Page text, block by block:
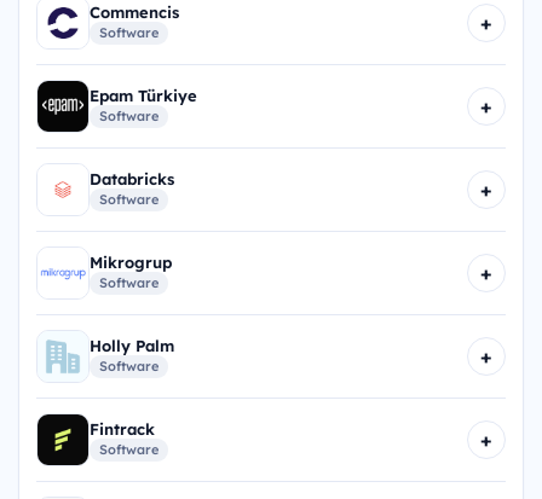
Commencis
Software +
Epam Türkiye
Software +
Databricks
Software +
Mikrogrup
Software +
Holly Palm
Software +
Fintrack
Software +